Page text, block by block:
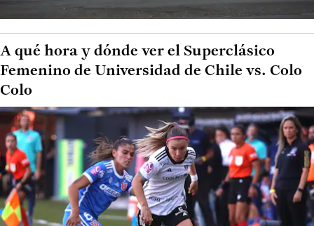
A qué hora y dónde ver el Superclásico
Femenino de Universidad de Chile vs. Colo
Colo